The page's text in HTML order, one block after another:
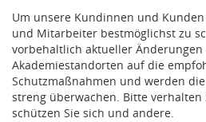
Um unsere Kundinnen und
und Mitarbeiter bestmöglichst zu
vorbehaltlich aktueller Änderungen
Akademiestandorten auf die
Schutzmaßnahmen und werden
streng überwachen. Bitte
schützen Sie sich und andere.